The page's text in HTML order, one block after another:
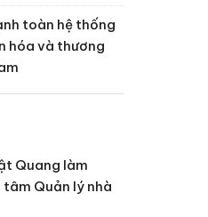
toàn hệ thống
hóa và thương
Quang làm
Quản lý nhà